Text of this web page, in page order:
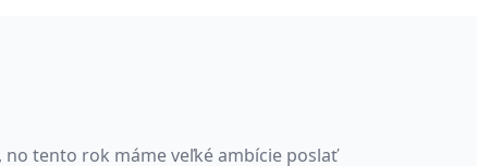
tento rok máme veľké ambície poslať